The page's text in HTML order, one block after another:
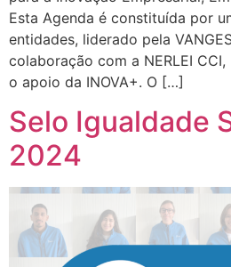
Esta Agenda é constituída por
entidades, liderado pela
colaboração com a NERLEI CCI,
o apoio da INOVA+. O […]
Selo Igualdade
2024